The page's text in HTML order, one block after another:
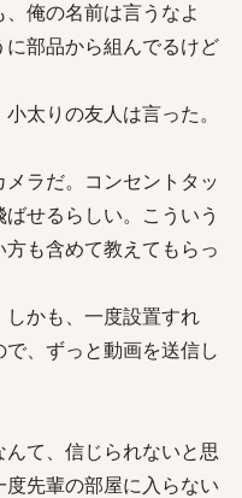
俺の名前は言うなよ
部品から組んでるけど
太りの友人は言った。
ラだ。コンセントタッ
せるらしい。こういう
も含めて教えてもらっ
かも、一度設置すれ
、ずっと動画を送信し
て、信じられないと思
先輩の部屋に入らない